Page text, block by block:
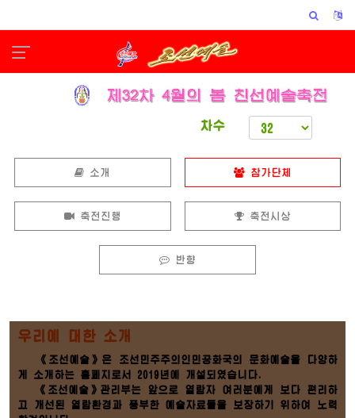
차수
소개 참가단체
축전진행 축전시상
반향
우리에 대한 소개
《조선예술》은 조선민주주의인민공화국의 문화예술을 다양하
게 소개하는 홈페지로서 2019년에 개설되였습니다.
《조선예술》관리부는 앞으로 열람자 여러분에게 보다 편리하
고 개선된 열람환경과 풍부한 예술자료들을 보장하기 위하여 노력